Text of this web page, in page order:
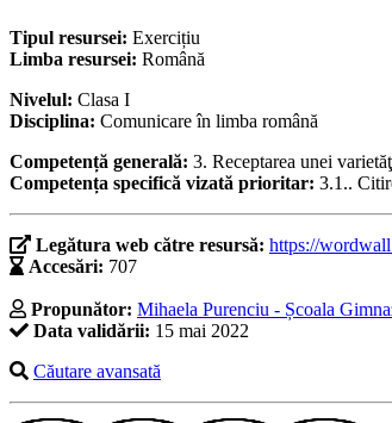
Tipul resursei: Exercițiu
Limba resursei: Română
Nivelul: Clasa I
Disciplina: Comunicare în limba română
Competență generală: 3. Receptarea unei
Competența specifică vizată prioritar: 3.1..
Legătura web către resursă: https://
Accesări: 707
Propunător: Mihaela Purenciu - Școala
Data validării: 15 mai 2022
Căutare avansată